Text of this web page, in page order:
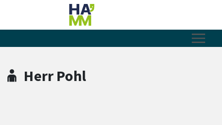
Zum Header
Zum Hauptinhalt
Zum Footer
Zum Hauptinhalt springen
Herr Pohl